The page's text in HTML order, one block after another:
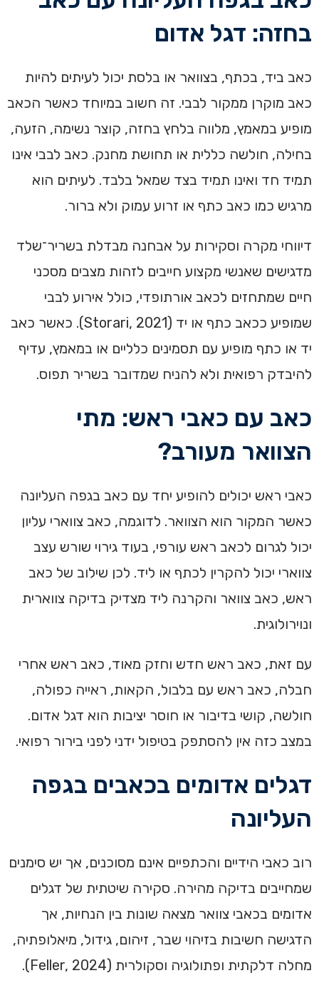
בחזה: דגל אדום
כאב ביד, בכתף, בצוואר או בלסת יכול לעיתים להיות
כאב מוקרן ממקור לבבי. זה חשוב במיוחד כאשר הכאב
מופיע במאמץ, מלווה בלחץ בחזה, קוצר נשימה, הזעה,
בחילה, חולשה כללית או תחושת מחנק. כאב לבבי אינו
תמיד חד ואינו תמיד בצד שמאל בלבד. לעיתים הוא
מרגיש כמו כאב כתף או זרוע עמוק ולא ברור.
דיווחי מקרה וסקירות על אבחנה מבדלת בשריר־שלד
מדגישים שאנשי מקצוע חייבים לזהות מצבים מסכני
חיים שמתחזים לכאב אורתופדי, כולל אירוע לבבי
שמופיע ככאב כתף או יד (Storari, 2021). כאשר כאב
יד או כתף מופיע עם תסמינים כלליים או במאמץ, עדיף
להיבדק רפואית ולא להניח שמדובר בשריר תפוס.
כאב עם כאבי ראש: מתי
הצוואר מעורב?
כאבי ראש יכולים להופיע יחד עם כאב בגפה העליונה
כאשר המקור הוא הצוואר. לדוגמה, כאב צווארי עליון
יכול לגרום לכאב ראש עורפי, בעוד גירוי שורש עצב
צווארי יכול להקרין לכתף או ליד. לכן שילוב של כאב
ראש, כאב צוואר והקרנה ליד מצדיק בדיקה צווארית
ונוירולוגית.
עם זאת, כאב ראש חדש וחזק מאוד, כאב ראש אחרי
חבלה, כאב ראש עם בלבול, הקאות, ראייה כפולה,
חולשה, קושי בדיבור או חוסר יציבות הוא דגל אדום.
במצב כזה אין להסתפק בטיפול ידני לפני בירור רפואי.
דגלים אדומים בכאבים בגפה
העליונה
רוב כאבי הידיים והכתפיים אינם מסוכנים, אך יש סימנים
שמחייבים בדיקה מהירה. סקירה שיטתית של דגלים
אדומים בכאבי צוואר מצאה שונות בין הנחיות, אך
הדגישה חשיבות בזיהוי שבר, זיהום, גידול, מיאלופתיה,
מחלה דלקתית ופתולוגיה וסקולרית (Feller, 2024).